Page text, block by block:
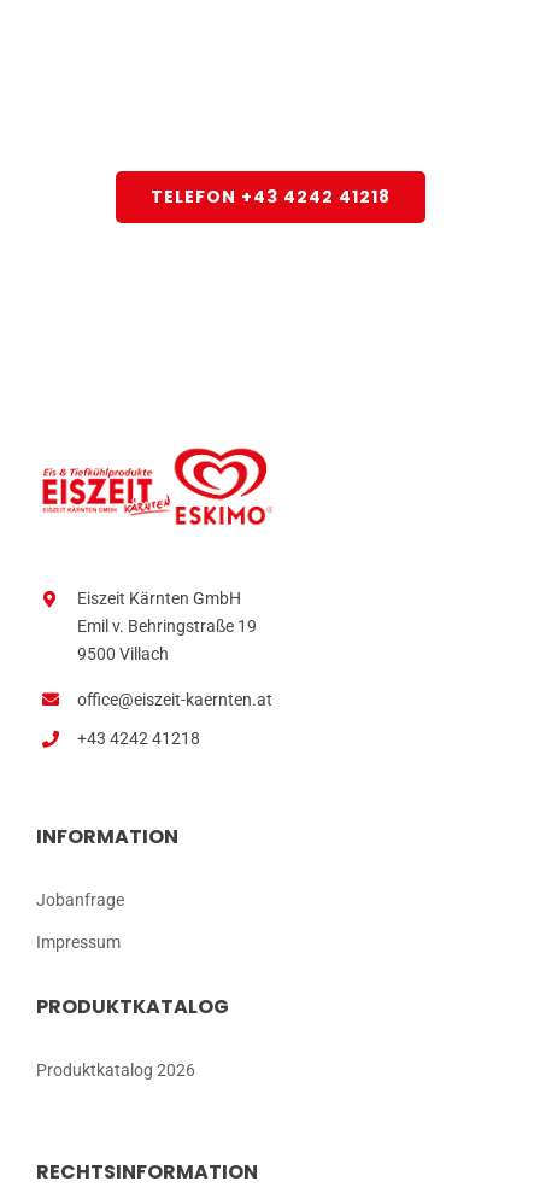
TELEFON +43 4242 41218
Eiszeit Kärnten GmbH
Emil v. Behringstraße 19
9500 Villach
office@eiszeit-kaernten.at
+43 4242 41218
INFORMATION
Jobanfrage
Impressum
PRODUKTKATALOG
Produktkatalog 2026
RECHTSINFORMATION